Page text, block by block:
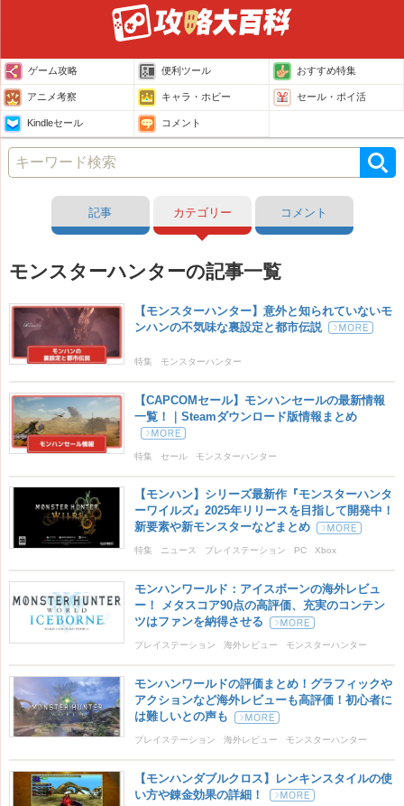
ゲーム攻略 便利ツール おすすめ特集
アニメ考察 キャラ・ホビー セール・ポイ活
Kindleセール コメント
記事 カテゴリー コメント
モンスターハンターの記事一覧
【モンスターハンター】意外と知られていないモ
ンハンの不気味な裏設定と都市伝説
特集 モンスターハンター
【CAPCOMセール】モンハンセールの最新情報
一覧！｜Steamダウンロード版情報まとめ
特集 セール モンスターハンター
モンスターハンターワールド
【モンハン】シリーズ最新作『モンスターハンタ
ーワイルズ』2025年リリースを目指して開発中！
新要素や新モンスターなどまとめ
特集 ニュース プレイステーション PC Xbox
モンスターハンター Monster Hunter Wilds モンハン
モンスターハンター ワイルズ
モンハンワールド：アイスボーンの海外レビュ
ー！ メタスコア90点の高評価、充実のコンテン
ツはファンを納得させる
プレイステーション 海外レビュー モンスターハンター
モンスターハンターワールド
モンハンワールドの評価まとめ！グラフィックや
アクションなど海外レビューも高評価！初心者に
は難しいとの声も
プレイステーション 海外レビュー モンスターハンター
モンスターハンターワールド
【モンハンダブルクロス】レンキンスタイルの使
い方や錬金効果の詳細！